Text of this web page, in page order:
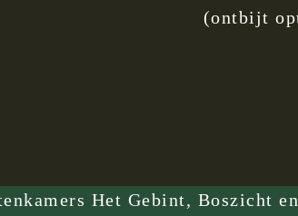
(ontbijt
Het Gebint, Boszicht